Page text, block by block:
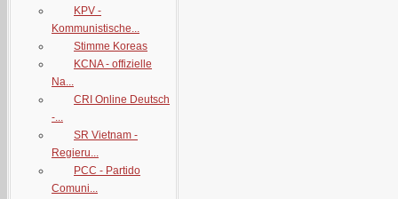
KPV -
Kommunistische...
Stimme Koreas
KCNA - offizielle
Na...
CRI Online Deutsch
-...
SR Vietnam -
Regieru...
PCC - Partido
Comuni...